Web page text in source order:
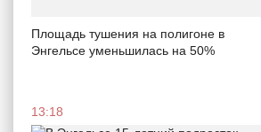
Площадь тушения на полигоне в
Энгельсе уменьшилась на 50%
13:18